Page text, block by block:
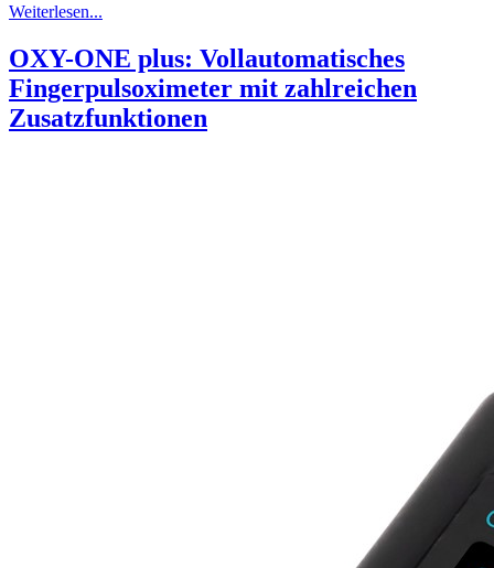
Weiterlesen...
OXY-ONE plus: Vollautomatisches
Fingerpulsoximeter mit zahlreichen
Zusatzfunktionen